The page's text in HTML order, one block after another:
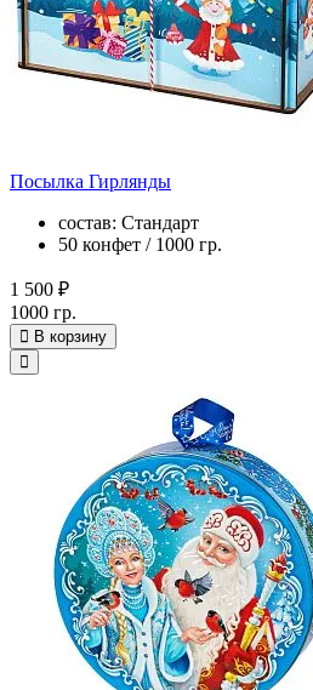
Посылка Гирлянды
состав: Стандарт
50 конфет / 1000 гр.
1 500 ₽
1000 гр.
В корзину